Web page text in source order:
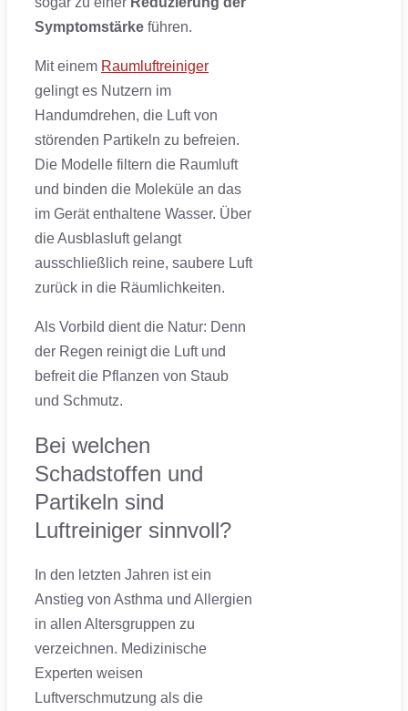
Symptomstärke führen.
Mit einem Raumluftreiniger
gelingt es Nutzern im
Handumdrehen, die Luft von
störenden Partikeln zu befreien.
Die Modelle filtern die Raumluft
und binden die Moleküle an das
im Gerät enthaltene Wasser. Über
die Ausblasluft gelangt
ausschließlich reine, saubere Luft
zurück in die Räumlichkeiten.
Als Vorbild dient die Natur: Denn
der Regen reinigt die Luft und
befreit die Pflanzen von Staub
und Schmutz.
Bei welchen
Schadstoffen und
Partikeln sind
Luftreiniger sinnvoll?
In den letzten Jahren ist ein
Anstieg von Asthma und Allergien
in allen Altersgruppen zu
verzeichnen. Medizinische
Experten weisen
Luftverschmutzung als die